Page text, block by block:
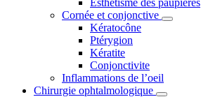
Esthétisme des paupières
Cornée et conjonctive
Kératocône
Ptérygion
Kératite
Conjonctivite
Inflammations de l’oeil
Chirurgie ophtalmologique